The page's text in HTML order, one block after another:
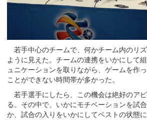
若手中心のチームで、何かチーム内のリ
ように見えた。チームの連携をいかにして
ュニケーションを取りながら、ゲームを作
ことができない時間帯が多かった。
若手選手にしたら、この機会は絶好のア
る。その中で、いかにモチベーションを試
か、試合の入りをいかにしてベストの状態